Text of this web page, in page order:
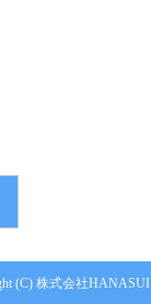
(C) 株式会社HANASUI